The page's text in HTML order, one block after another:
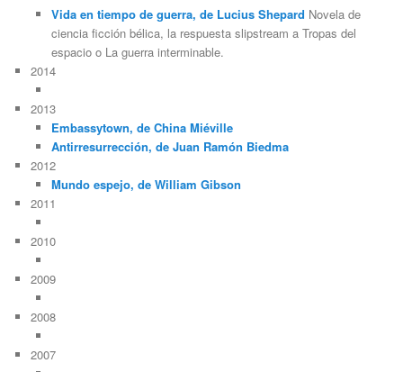
Vida en tiempo de guerra, de Lucius Shepard Novela de
ciencia ficción bélica, la respuesta slipstream a Tropas del
espacio o La guerra interminable.
2014
2013
Embassytown, de China Miéville
Antirresurrección, de Juan Ramón Biedma
2012
Mundo espejo, de William Gibson
2011
2010
2009
2008
2007